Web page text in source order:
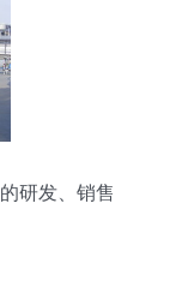
研发、销售